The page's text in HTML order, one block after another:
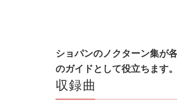
ショパンのノクターン集が
のガイドとして役立ちます
収録曲